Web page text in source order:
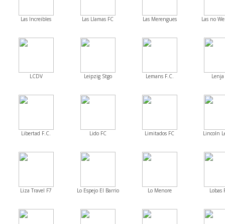
Las Increibles Las Llamas FC Las Merengues Las no
LCDV Leipzig Stgo Lemans F.C. Lenja
Libertad F.C. Lido FC Limitados FC Lincoln
Liza Travel F7 Lo Espejo El Barrio Lo Menore Lobas